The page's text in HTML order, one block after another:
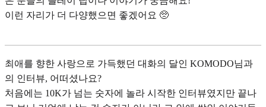
이런 자리가 더 다양했으면 좋겠어요 🥺
최애를 향한 사랑으로 가득했던 대화의 달인 KOMODO님과
의 인터뷰, 어떠셨나요?
처음에는 10K가 넘는 숫자에 놀라 시작한 인터뷰였지만 끝나